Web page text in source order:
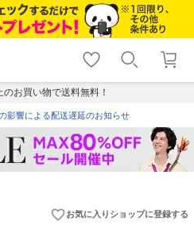
shopping_cart lock_outline
ログイン
お買い物で送料無料！
影響による配送遅延のお知らせ
favorite_borderお気に入りショップに登録する